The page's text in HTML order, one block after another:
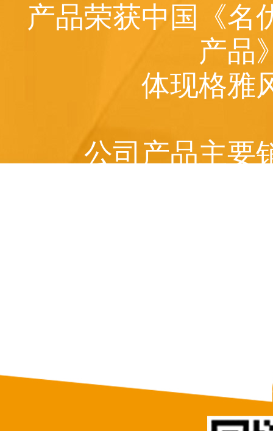
产品荣获中国《名
产品
体现格雅
公司产品主要